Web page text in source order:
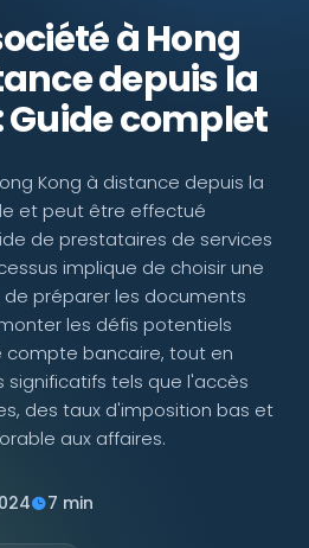
nous
à Hong
depuis la
complet
Kong à distance depuis la
et peut être effectué
de prestataires de services
implique de choisir une
préparer les documents
les défis potentiels
bancaire, tout en
tels que l'accès
des taux d'imposition bas et
aux affaires.
7 min